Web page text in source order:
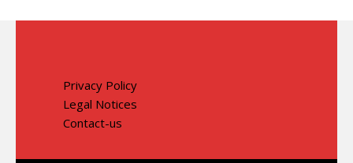
Privacy Policy
Legal Notices
Contact-us